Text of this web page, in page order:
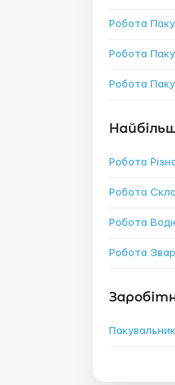
Робота
Робота
Робота
Робота
Робота
Робота
Робота